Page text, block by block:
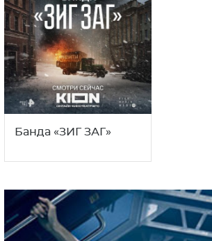
Банда «ЗИГ ЗАГ»